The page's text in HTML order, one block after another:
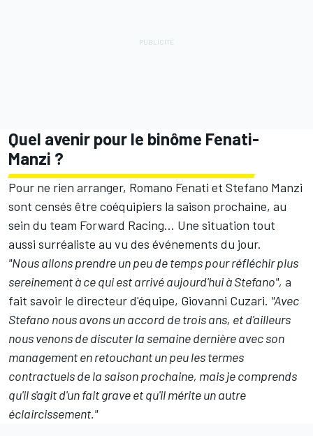
Quel avenir pour le binôme Fenati-
Manzi ?
Pour ne rien arranger, Romano Fenati et Stefano Manzi
sont censés être coéquipiers la saison prochaine, au
sein du team Forward Racing... Une situation tout
aussi surréaliste au vu des événements du jour.
"Nous allons prendre un peu de temps pour réfléchir plus
sereinement à ce qui est arrivé aujourd'hui à Stefano", a
fait savoir le directeur d'équipe, Giovanni Cuzari. "Avec
Stefano nous avons un accord de trois ans, et d'ailleurs
nous venons de discuter la semaine dernière avec son
management en retouchant un peu les termes
contractuels de la saison prochaine, mais je comprends
qu'il s'agit d'un fait grave et qu'il mérite un autre
éclaircissement."